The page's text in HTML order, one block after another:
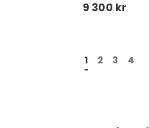
9 300 kr
1 2 3 4